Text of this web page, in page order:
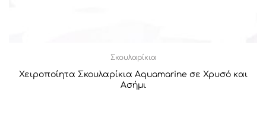
Σκουλαρίκια
Χειροποίητα Σκουλαρίκια Aquamarine σε Χρυσό και
Ασήμι